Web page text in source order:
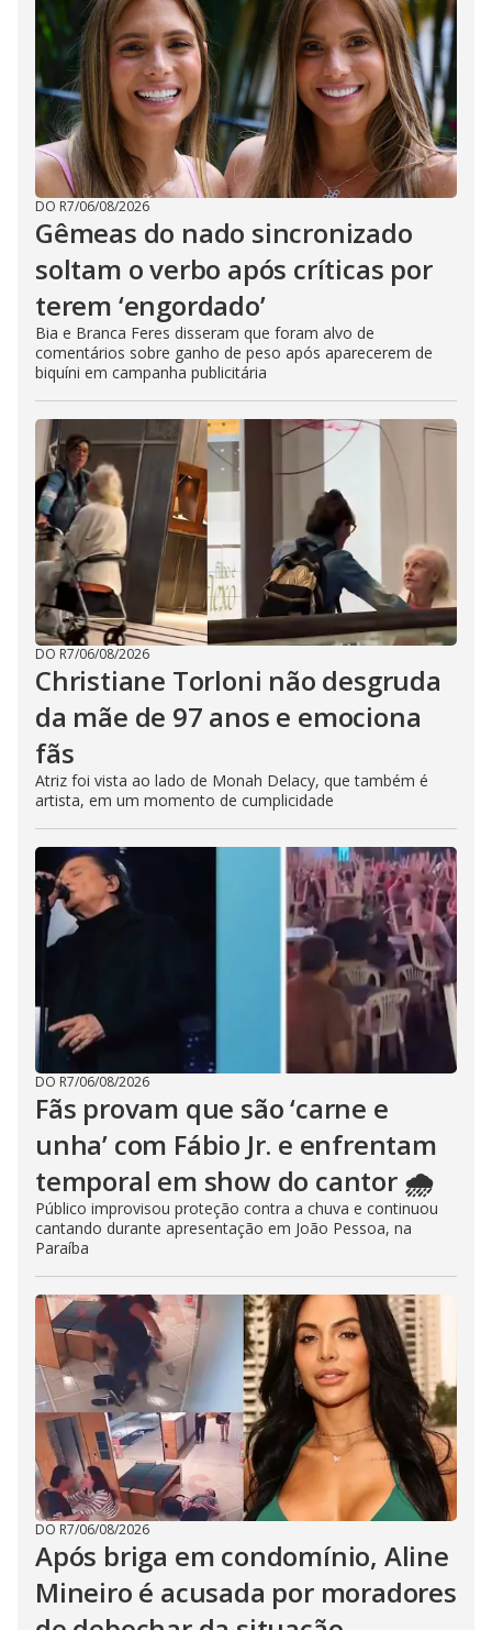
DO R7/06/08/2026
Gêmeas do nado sincronizado
soltam o verbo após críticas por
terem ‘engordado’
Bia e Branca Feres disseram que foram alvo de
comentários sobre ganho de peso após aparecerem de
biquíni em campanha publicitária
DO R7/06/08/2026
Christiane Torloni não desgruda
da mãe de 97 anos e emociona
fãs
Atriz foi vista ao lado de Monah Delacy, que também é
artista, em um momento de cumplicidade
DO R7/06/08/2026
Fãs provam que são ‘carne e
unha’ com Fábio Jr. e enfrentam
temporal em show do cantor 🌧️
Público improvisou proteção contra a chuva e continuou
cantando durante apresentação em João Pessoa, na
Paraíba
DO R7/06/08/2026
Após briga em condomínio, Aline
Mineiro é acusada por moradores